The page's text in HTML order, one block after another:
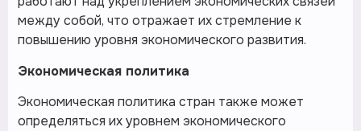
между собой, что отражает их стремление к
повышению уровня экономического развития.
Экономическая политика
Экономическая политика стран также может
определяться их уровнем экономического